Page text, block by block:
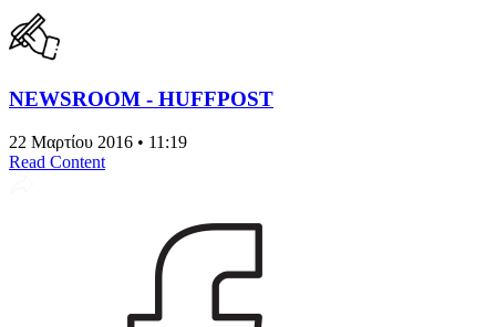
NEWSROOM - HUFFPOST
22 Μαρτίου 2016 • 11:19
Read Content